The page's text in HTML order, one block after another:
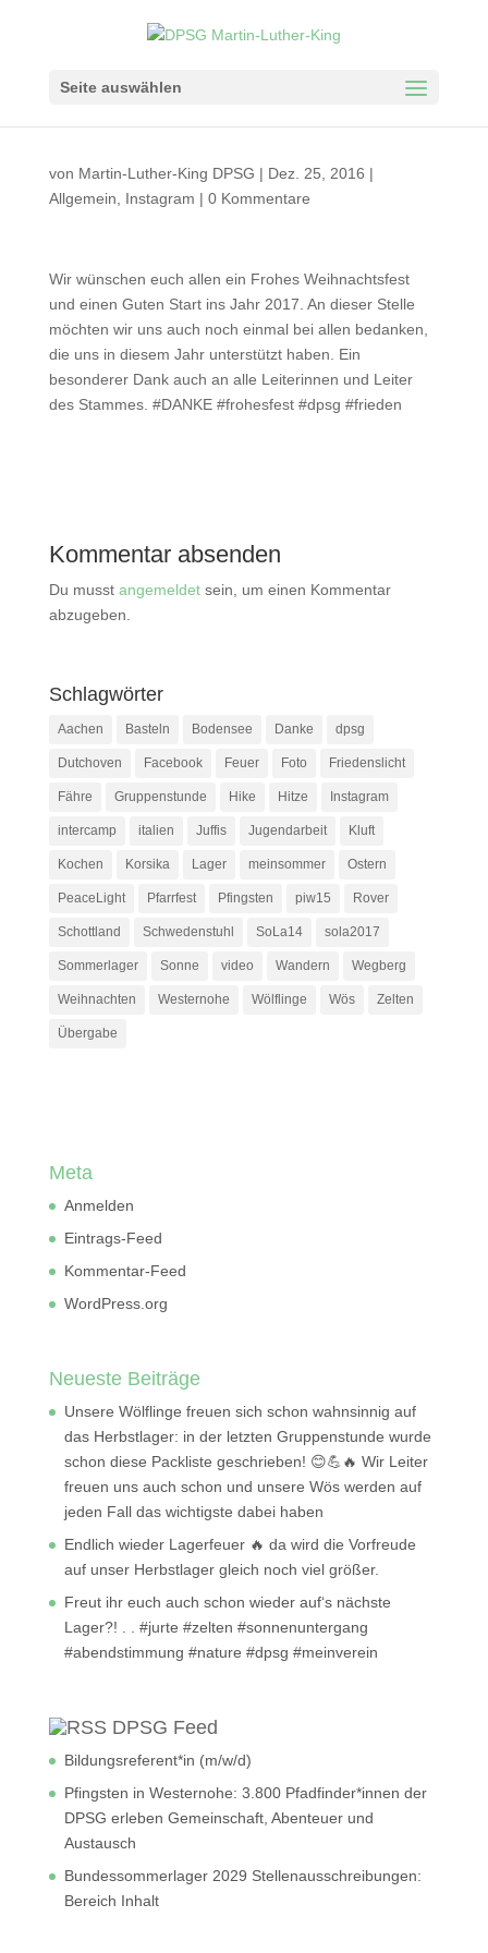
Seite auswählen
von Martin-Luther-King DPSG | Dez. 25, 2016 |
Allgemein
Instagram | 0 Kommentare
Wir wünschen euch allen ein Frohes Weihnachtsfest
und einen Guten Start ins Jahr 2017. An dieser Stelle
möchten wir uns auch noch einmal bei allen bedanken,
die uns in diesem Jahr unterstützt haben. Ein
besonderer Dank auch an alle Leiterinnen und Leiter
des Stammes. #DANKE #frohesfest #dpsg #frieden
Kommentar absenden
Du musst angemeldetsein, um einen Kommentar
abzugeben.
Schlagwörter
Aachen Basteln Bodensee Danke dpsg
Dutchoven Facebook Feuer Foto Friedenslicht
Fähre Gruppenstunde Hike Hitze Instagram
intercamp italien Juffis Jugendarbeit Kluft
Kochen Korsika Lager meinsommer Ostern
PeaceLight Pfarrfest Pfingsten piw15 Rover
Schottland Schwedenstuhl SoLa14 sola2017
Sommerlager Sonne video Wandern Wegberg
Weihnachten Westernohe Wölflinge Wös Zelten
Übergabe
Meta
Anmelden
Eintrags-Feed
Kommentar-Feed
WordPress.org
Neueste Beiträge
Unsere Wölflinge freuen sich schon wahnsinnig auf
das Herbstlager: in der letzten Gruppenstunde wurde
schon diese Packliste geschrieben! 😊💪🔥 Wir Leiter
freuen uns auch schon und unsere Wös werden auf
jeden Fall das wichtigste dabei haben
Endlich wieder Lagerfeuer 🔥 da wird die Vorfreude
auf unser Herbstlager gleich noch viel größer.
Freut ihr euch auch schon wieder auf‘s nächste
Lager?! . . #jurte #zelten #sonnenuntergang
#abendstimmung #nature #dpsg #meinverein
DPSG Feed
Bildungsreferent*in (m/w/d)
Pfingsten in Westernohe: 3.800 Pfadfinder*innen der
DPSG erleben Gemeinschaft, Abenteuer und
Austausch
Bundessommerlager 2029 Stellenausschreibungen:
Bereich Inhalt